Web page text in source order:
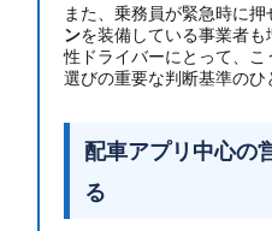
また、乗務員が緊急時に押
ンを装備している事業者
性ドライバーにとって、
選びの重要な判断基準のひ
配車アプリ中心の
る